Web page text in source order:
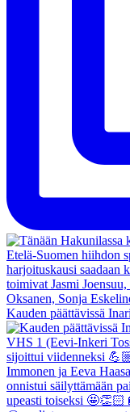
Kauden päättävissä